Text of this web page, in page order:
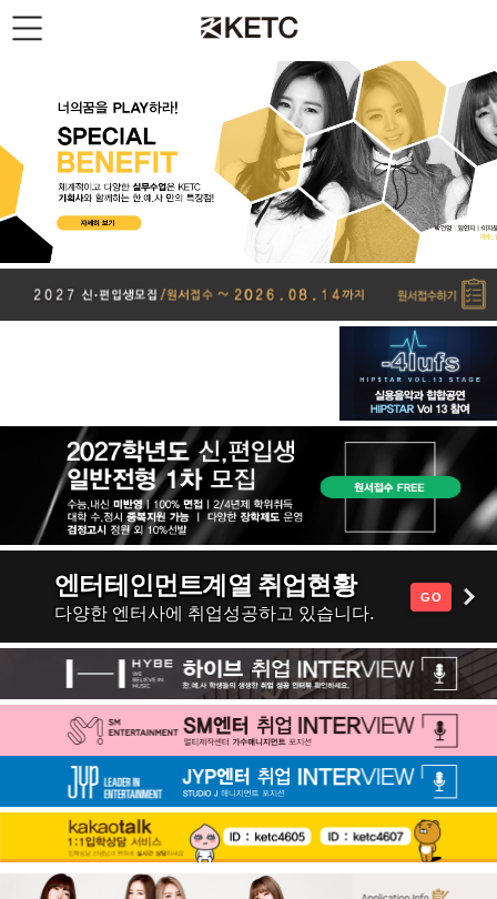
엔터테인먼트계열 취업현황
다양한 엔터사에 취업성공하고 있습니다.
GO